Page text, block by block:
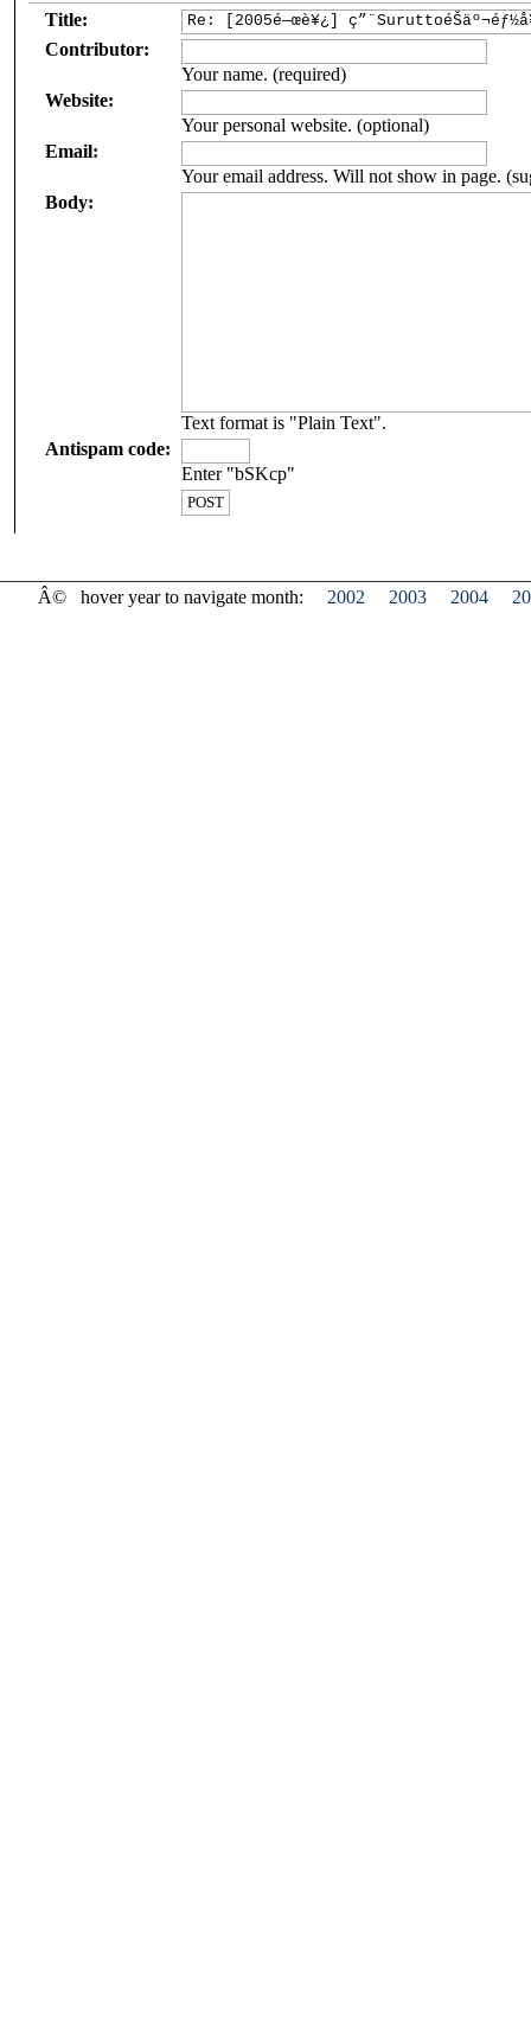
Title:
Contributor:
Your name. (required)
Website:
Your personal website. (optional)
Email:
Your email address. Will not show in page.
Body:
Text format is "Plain Text".
Antispam code:
Enter "bSKcp"
Â© hover year to navigate month: 2002 2003 2004